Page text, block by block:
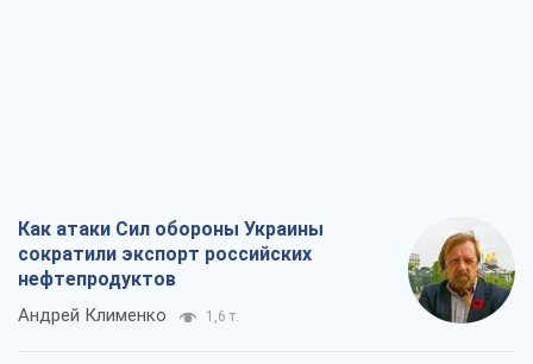
Как атаки Сил обороны Украины
сократили экспорт российских
нефтепродуктов
Андрей Клименко 1,6 т.